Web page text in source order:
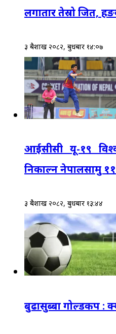
लगातार तेस्रो जित,
३ बैशाख २०८२, बुधबार १४:०७
आईसीसी यू-१९
निकाल्न नेपालसामु
३ बैशाख २०८२, बुधबार १३:४४
बुढासुब्बा गोल्डकप :